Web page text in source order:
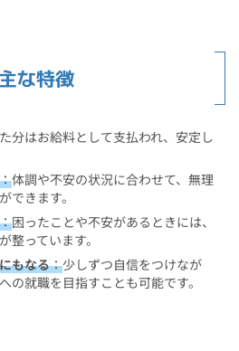
主な特徴
分はお給料として支払われ、安定し
：体調や不安の状況に合わせて、無理
できます。
：困ったことや不安があるときには、
整っています。
もなる：少しずつ自信をつけなが
の就職を目指すことも可能です。